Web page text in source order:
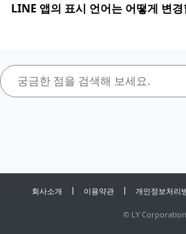
LINE 앱의 표시 언어는 어떻게 변
회사소개 이용약관 개인정보처리
© LY Corporation